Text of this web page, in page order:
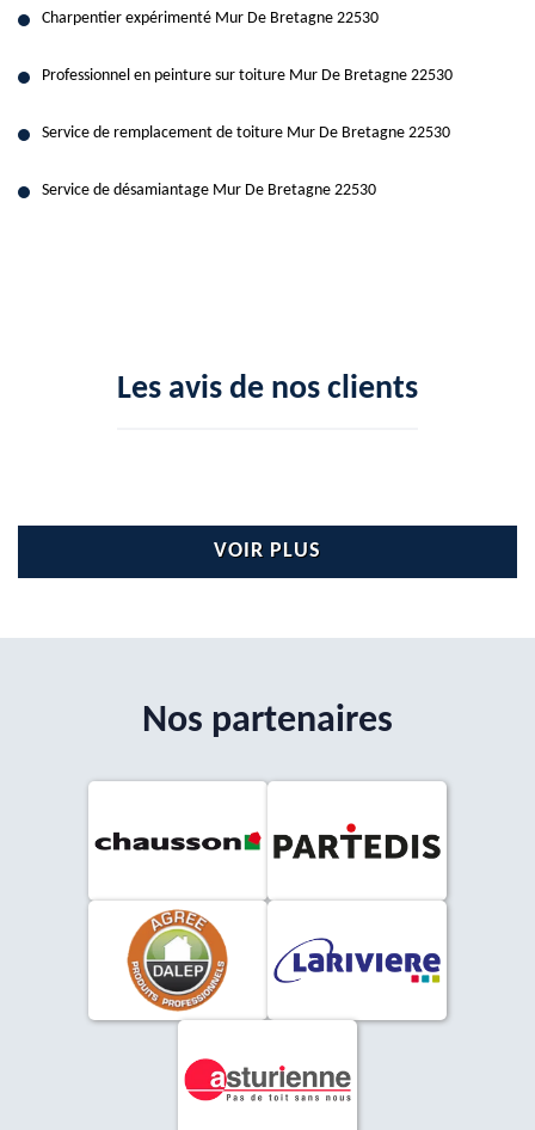
Charpentier expérimenté Mur De Bretagne 22530
Professionnel en peinture sur toiture Mur De Bretagne 22530
Service de remplacement de toiture Mur De Bretagne 22530
Service de désamiantage Mur De Bretagne 22530
Les avis de nos clients
VOIR PLUS
Nos partenaires